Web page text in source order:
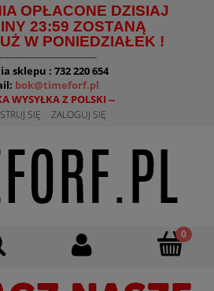
OPŁACONE DZISIAJ
23:59 ZOSTANĄ
W PONIEDZIAŁEK !
sklepu : 732 220 654
bok@timeforf.pl
WYSYŁKA Z POLSKI --
SIĘ ZALOGUJ SIĘ